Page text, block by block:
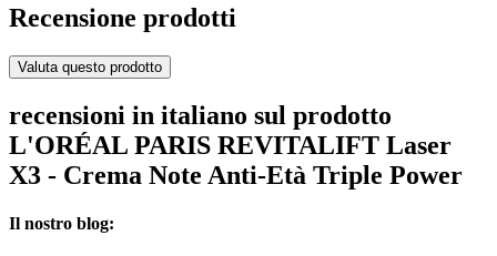
Recensione prodotti
Valuta questo prodotto
recensioni in italiano sul prodotto
L'ORÉAL PARIS REVITALIFT Laser
X3 - Crema Note Anti-Età Triple Power
Il nostro blog: